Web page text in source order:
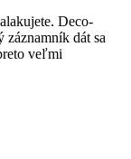
Deco-
dát sa
veľmi